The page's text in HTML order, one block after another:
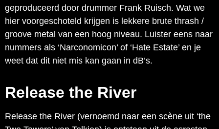
geproduceerd door drummer Frank Ruisch. Wat we
hier voorgeschoteld krijgen is lekkere brute thrash /
groove metal van een hoog niveau. Luister eens naar
nummers als ‘Narconomicon’ of ‘Hate Estate’ en je
weet dat dit niet mis kan gaan in dB’s.
Release the River
Release the River (vernoemd naar een scène uit ‘the